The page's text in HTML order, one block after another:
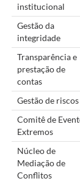
institucional
Gestão da
integridade
Transparência e
prestação de
contas
Gestão de riscos
Comitê de
Extremos
Núcleo de
Mediação de
Conflitos